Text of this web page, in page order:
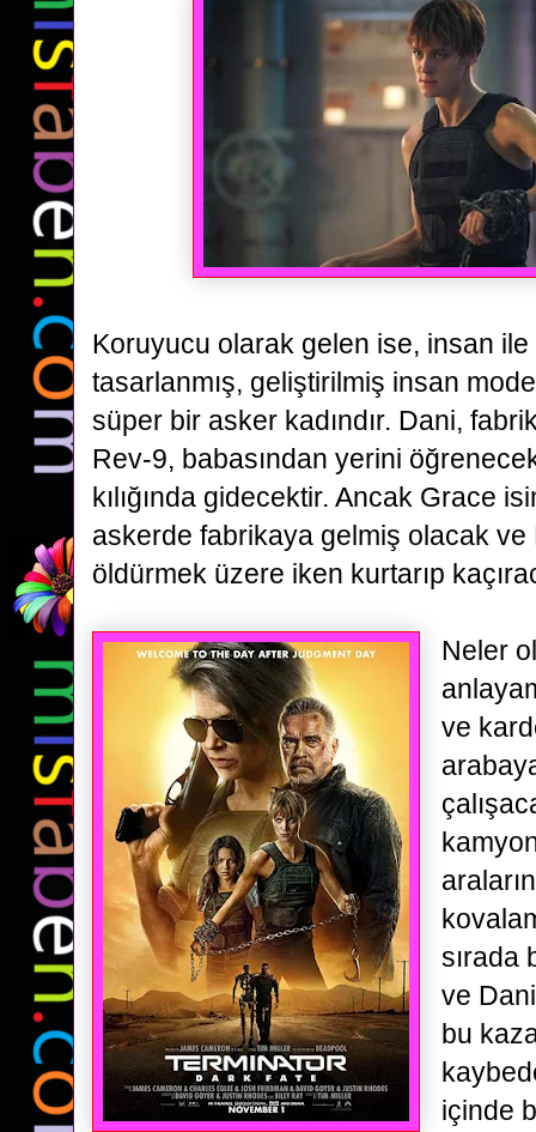
Koruyucu olarak gelen ise, insan ile
tasarlanmış, geliştirilmiş insan
süper bir asker kadındır. Dani,
Rev-9, babasından yerini
kılığında gidecektir. Ancak Grace
askerde fabrikaya gelmiş olacak ve
öldürmek üzere iken kurtarıp
Neler
ve
sırada
ve Dani
bu
içinde